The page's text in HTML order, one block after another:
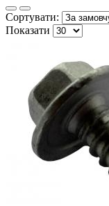
Сортувати:
Показати